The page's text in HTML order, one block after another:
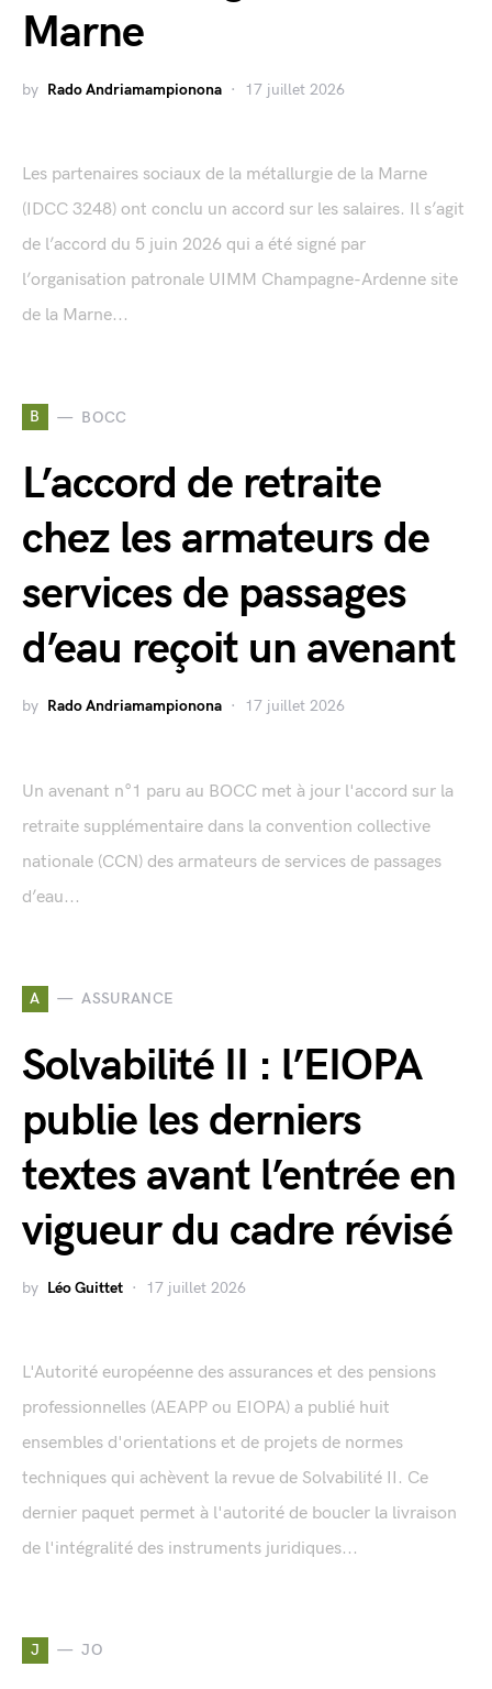
Marne
by Rado Andriamampionona 17 juillet 2026
Les partenaires sociaux de la métallurgie de la Marne
(IDCC 3248) ont conclu un accord sur les salaires. Il s’agit
de l’accord du 5 juin 2026 qui a été signé par
l’organisation patronale UIMM Champagne-Ardenne site
de la Marne...
B BOCC
L’accord de retraite
chez les armateurs de
services de passages
d’eau reçoit un avenant
by Rado Andriamampionona 17 juillet 2026
Un avenant n°1 paru au BOCC met à jour l'accord sur la
retraite supplémentaire dans la convention collective
nationale (CCN) des armateurs de services de passages
d’eau...
A ASSURANCE
Solvabilité II : l’EIOPA
publie les derniers
textes avant l’entrée en
vigueur du cadre révisé
by Léo Guittet 17 juillet 2026
L'Autorité européenne des assurances et des pensions
professionnelles (AEAPP ou EIOPA) a publié huit
ensembles d'orientations et de projets de normes
techniques qui achèvent la revue de Solvabilité II. Ce
dernier paquet permet à l'autorité de boucler la livraison
de l'intégralité des instruments juridiques...
J JO